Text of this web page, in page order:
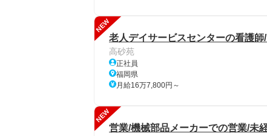
NEW
老人デイサービスセンターの看護師
高砂苑
正社員
福岡県
月給16万7,800円～
NEW
営業/機械部品メーカーでの営業/未